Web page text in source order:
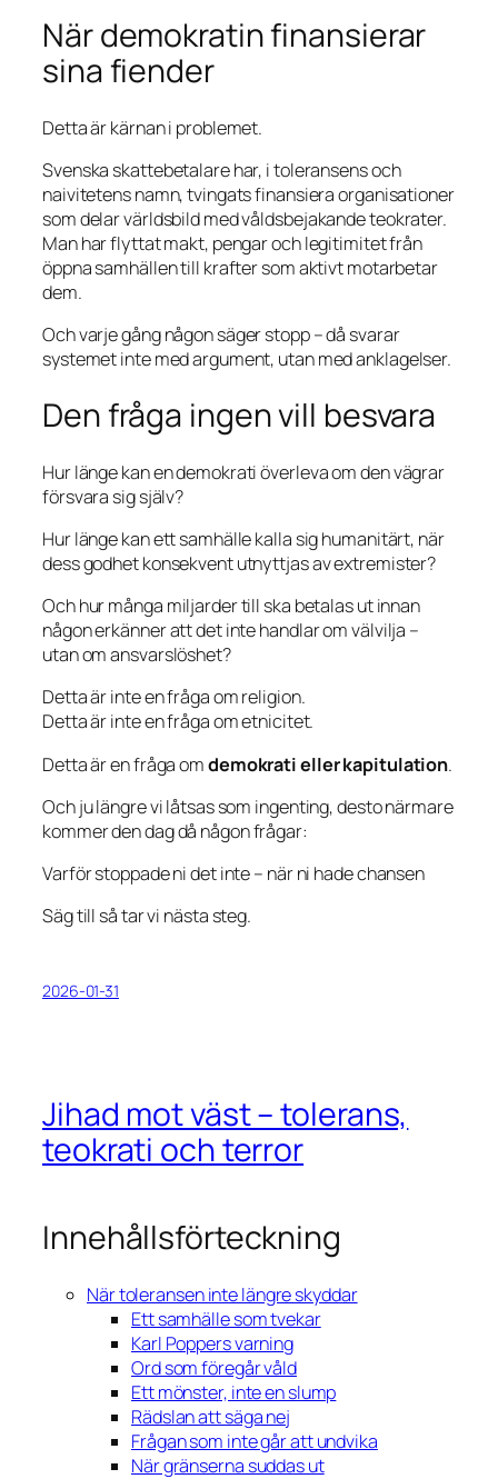
När demokratin finansierar
sina fiender
Detta är kärnan i problemet.
Svenska skattebetalare har, i toleransens och
naivitetens namn, tvingats finansiera organisationer
som delar världsbild med våldsbejakande teokrater.
Man har flyttat makt, pengar och legitimitet från
öppna samhällen till krafter som aktivt motarbetar
dem.
Och varje gång någon säger stopp – då svarar
systemet inte med argument, utan med anklagelser.
Den fråga ingen vill besvara
Hur länge kan en demokrati överleva om den vägrar
försvara sig själv?
Hur länge kan ett samhälle kalla sig humanitärt, när
dess godhet konsekvent utnyttjas av extremister?
Och hur många miljarder till ska betalas ut innan
någon erkänner att det inte handlar om välvilja –
utan om ansvarslöshet?
Detta är inte en fråga om religion.
Detta är inte en fråga om etnicitet.
Detta är en fråga omdemokrati eller kapitulation.
Och ju längre vi låtsas som ingenting, desto närmare
kommer den dag då någon frågar:
Varför stoppade ni det inte – när ni hade chansen
Säg till så tar vi nästa steg.
2026-01-31
Jihad mot väst – tolerans,
teokrati och terror
Innehållsförteckning
När toleransen inte längre skyddar
Ett samhälle som tvekar
Karl Poppers varning
Ord som föregår våld
Ett mönster, inte en slump
Rädslan att säga nej
Frågan som inte går att undvika
När gränserna suddas ut